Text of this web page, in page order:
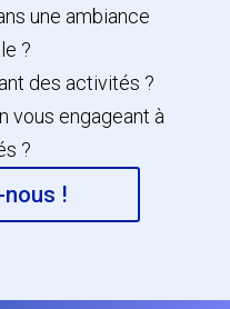
une ambiance
?
des activités ?
vous engageant à
?
!